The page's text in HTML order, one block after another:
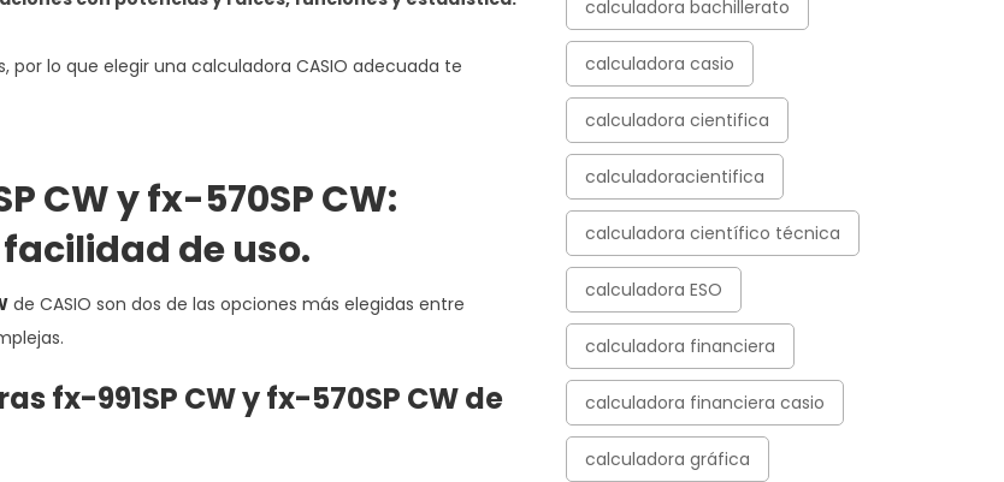
por lo que elegir una calculadora CASIO adecuada te
CW y fx-570SP CW:
de uso.
de CASIO son dos de las opciones más elegidas entre
fx-991SP CWyfx-570SP CWde
calculadora bachillerato
calculadora casio
calculadora cientifica
calculadoracientifica
calculadora científico técnica
calculadora ESO
calculadora financiera
calculadora financiera casio
calculadora gráfica